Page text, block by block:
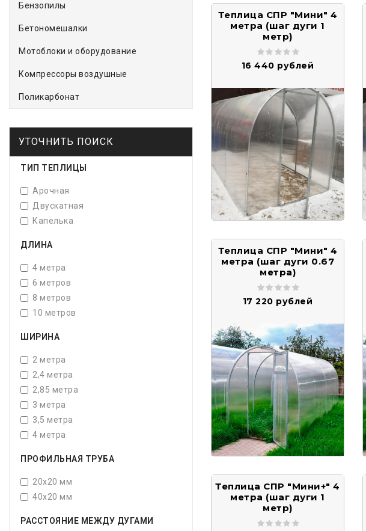
Бензопилы
Бетономешалки
Мотоблоки и оборудование
Компрессоры воздушные
Поликарбонат
УТОЧНИТЬ ПОИСК
ТИП ТЕПЛИЦЫ
Арочная
Двускатная
Капелька
ДЛИНА
4 метра
6 метров
8 метров
10 метров
ШИРИНА
2 метра
2,4 метра
2,85 метра
3 метра
3,5 метра
4 метра
ПРОФИЛЬНАЯ ТРУБА
20х20 мм
40х20 мм
РАССТОЯНИЕ МЕЖДУ ДУГАМИ
Теплица СПР "Мини" 4
метра (шаг дуги 1
метр)
16 440 рублей
Теплица СПР "Мини" 4
метра (шаг дуги 0.67
метра)
17 220 рублей
Теплица СПР "Мини+" 4
метра (шаг дуги 1
метр)